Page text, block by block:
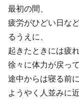
最初の間、
疲労がひどい日な
るうえに、
起きたときには疲
徐々に体力が戻っ
途中からは寝る前
ようやく人並みに